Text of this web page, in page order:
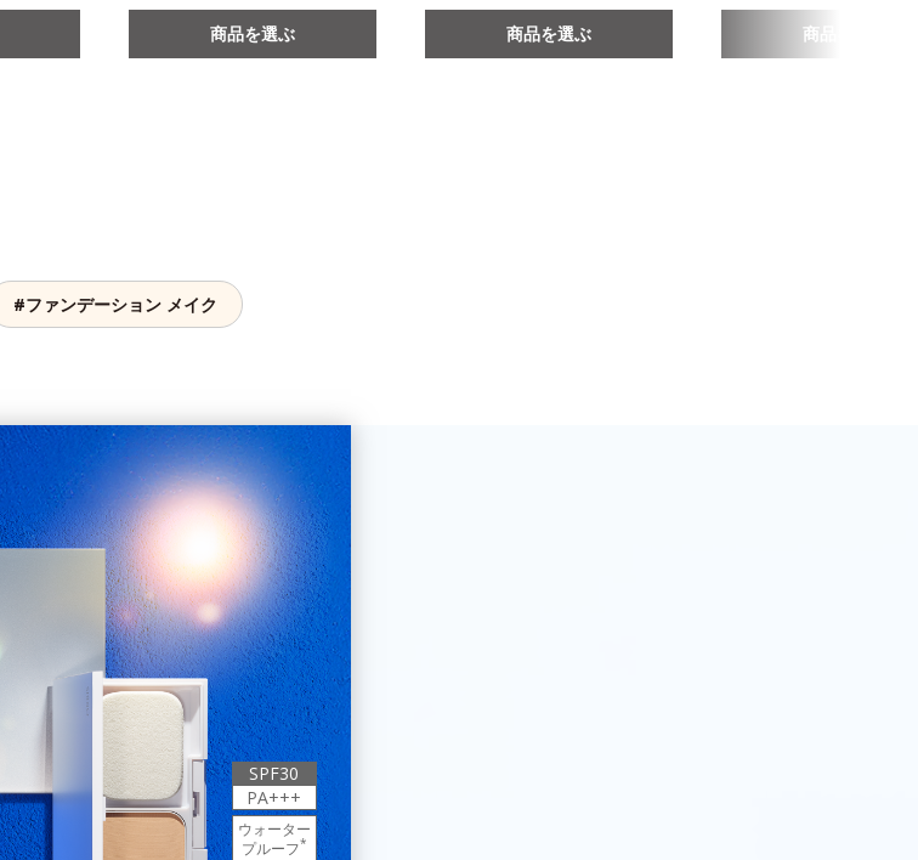
商品を選ぶ 商品を選ぶ 商品を選ぶ
#ファンデーション メイク
SPF30
PA+++
ウォーター
プルーフ*